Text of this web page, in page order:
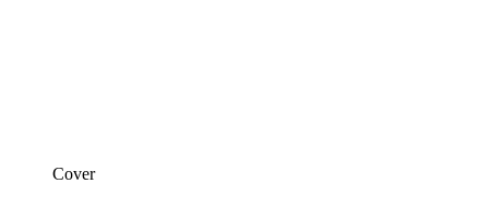
Cover